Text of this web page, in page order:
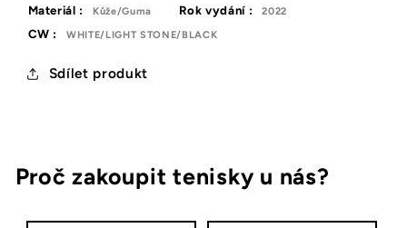
Materiál : Kůže/Guma Rok vydání : 2022
CW : WHITE/LIGHT STONE/BLACK
Sdílet produkt
Proč zakoupit tenisky u nás?